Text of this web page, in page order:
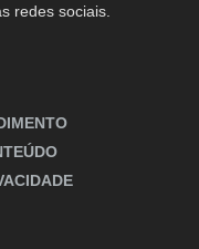
redes sociais.